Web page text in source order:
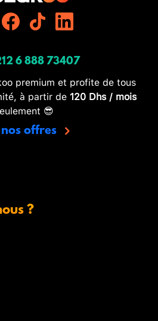
6 888 73407
premium et profite de tous
à partir de 120 Dhs / mois
😎
offres
?